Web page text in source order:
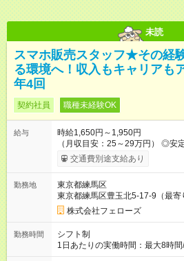
未読
スマホ販売スタッフ★その経
る環境へ！収入もキャリアも
年4回
契約社員 職種未経験OK
給与
時給1,650円～1,950円
（月収目安：25～29万円） ◎安定した給与で安心！ 長期・フル
タイムで勤務いただける方にお
す。シフトが削られることはな
たいという人もいると思います。
ので、お気軽にご相談ください！ ※2ヶ月の試用期間がありま
す。その間の給与・待遇に変更はありません
用期間あり 試用期間の長さ：2ヶ
と同じです。
交通費別途支給あり
勤務地
東京都練馬区
東京都練馬区豊玉北5-17-9（最寄
株式会社フェローズ
勤務時間
シフト制
1日あたりの実働時間：最大8時
(1) 10:00～19:00 (2) 11:00～